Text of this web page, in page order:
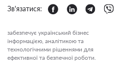
Зв'язатися:
забезпечує український бізнес
інформацією, аналітикою та
технологічними рішеннями для
ефективної та безпечної роботи.